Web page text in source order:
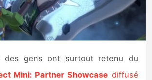
des gens ont surtout retenu du
Mini: Partner Showcase diffusé